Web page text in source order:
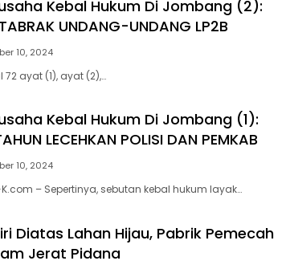
Kebal Hukum Di Jombang (2):
UNDANG-UNDANG LP2B
10, 2024
72 ayat (1), ayat (2),…
Kebal Hukum Di Jombang (1):
LECEHKAN POLISI DAN PEMKAB
10, 2024
K.com – Sepertinya, sebutan kebal hukum layak…
Diatas Lahan Hijau, Pabrik Pemecah
Jerat Pidana